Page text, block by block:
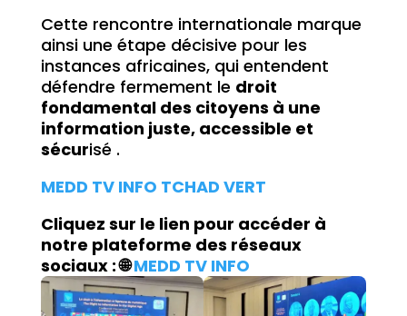
Cette rencontre internationale marque
ainsi une étape décisive pour les
instances africaines, qui entendent
défendre fermement le droit
fondamental des citoyens à une
information juste, accessible et
sécurisé .
MEDD TV INFO TCHAD VERT
Cliquez sur le lien pour accéder à
notre plateforme des réseaux
sociaux : 🌐MEDD TV INFO